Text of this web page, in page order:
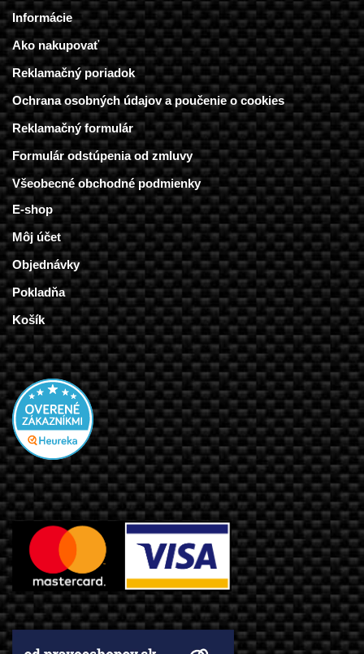
Informácie
Ako nakupovať
Reklamačný poriadok
Ochrana osobných údajov a poučenie o cookies
Reklamačný formulár
Formulár odstúpenia od zmluvy
Všeobecné obchodné podmienky
E-shop
Môj účet
Objednávky
Pokladňa
Košík